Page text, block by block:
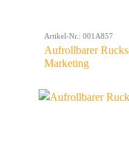
Artikel-Nr.: 001A857
Aufrollbarer
Marketing